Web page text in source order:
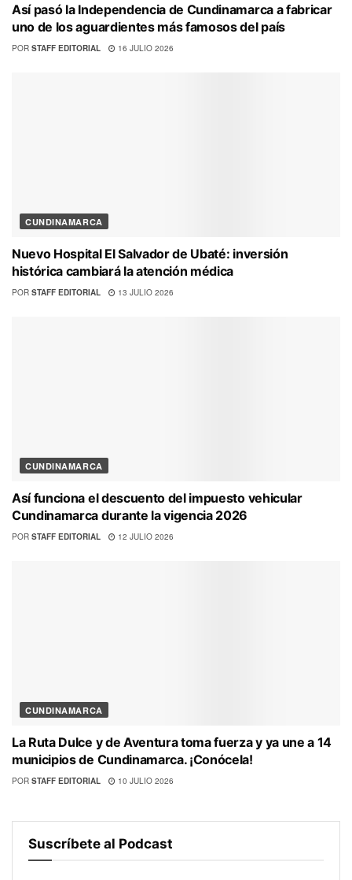
Así pasó la Independencia de Cundinamarca a fabricar
uno de los aguardientes más famosos del país
POR STAFF EDITORIAL 16 JULIO 2026
CUNDINAMARCA
Nuevo Hospital El Salvador de Ubaté: inversión
histórica cambiará la atención médica
POR STAFF EDITORIAL 13 JULIO 2026
CUNDINAMARCA
Así funciona el descuento del impuesto vehicular
Cundinamarca durante la vigencia 2026
POR STAFF EDITORIAL 12 JULIO 2026
CUNDINAMARCA
La Ruta Dulce y de Aventura toma fuerza y ya une a 14
municipios de Cundinamarca. ¡Conócela!
POR STAFF EDITORIAL 10 JULIO 2026
Suscríbete al Podcast